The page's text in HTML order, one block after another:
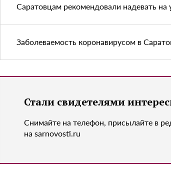
Саратовцам рекомендовали надевать
Заболеваемость коронавирусом в
Стали свидетелями
Снимайте на телефон, присылайте в
на sarnovosti.ru